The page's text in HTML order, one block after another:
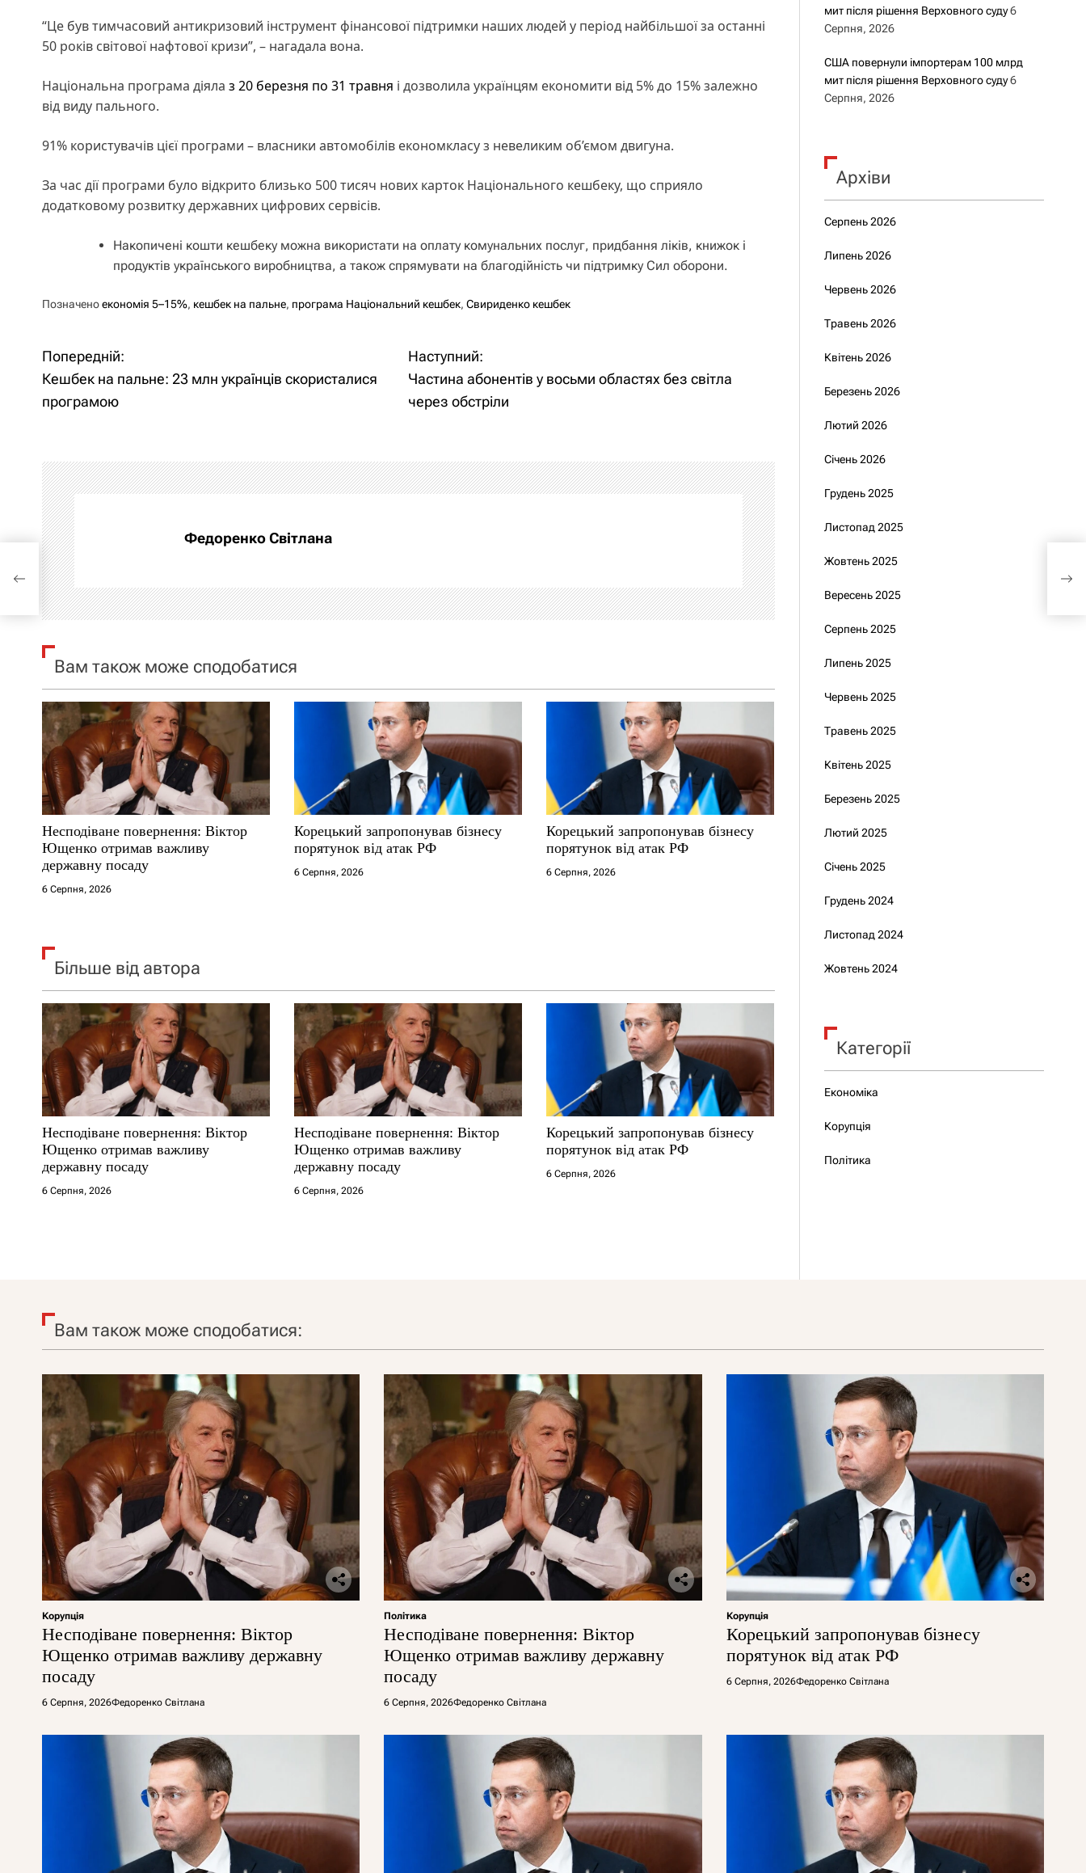
“Це був тимчасовий антикризовий інструмент фінансової підтримки наших людей у період найбільшої за останні
50 років світової нафтової кризи”, – нагадала вона.
Національна програма діяла з 20 березня по 31 травня і дозволила українцям економити від 5% до 15% залежно
від виду пального.
91% користувачів цієї програми – власники автомобілів економкласу з невеликим об’ємом двигуна.
За час дії програми було відкрито близько 500 тисяч нових карток Національного кешбеку, що сприяло
додатковому розвитку державних цифрових сервісів.
Накопичені кошти кешбеку можна використати на оплату комунальних послуг, придбання ліків, книжок і
продуктів українського виробництва, а також спрямувати на благодійність чи підтримку Сил оборони.
Позначеноекономія 5–15%, кешбек на пальне, програма Національний кешбек, Свириденко кешбек
Н
а
і
г
а
ц
і
я
а
п
и
с
і
в
Попередній:
Кешбек на пальне: 23 млн українців скористалися
програмою
Наступний:
Частина абонентів у восьми областях без світла
через обстріли
Федоренко Світлана
Вам також може сподобатися
Несподіване повернення: Віктор
Ющенко отримав важливу
державну посаду
6 Серпня, 2026
Корецький запропонував бізнесу
порятунок від атак РФ
6 Серпня, 2026
Корецький запропонував бізнесу
порятунок від атак РФ
6 Серпня, 2026
Більше від автора
Несподіване повернення: Віктор
Ющенко отримав важливу
державну посаду
6 Серпня, 2026
Несподіване повернення: Віктор
Ющенко отримав важливу
державну посаду
6 Серпня, 2026
Корецький запропонував бізнесу
порятунок від атак РФ
6 Серпня, 2026
мит після рішення Верховного суду 6
Серпня, 2026
США повернули імпортерам 100 млрд
мит після рішення Верховного суду 6
Серпня, 2026
Архіви
Серпень 2026
Липень 2026
Червень 2026
Травень 2026
Квітень 2026
Березень 2026
Лютий 2026
Січень 2026
Грудень 2025
Листопад 2025
Жовтень 2025
Вересень 2025
Серпень 2025
Липень 2025
Червень 2025
Травень 2025
Квітень 2025
Березень 2025
Лютий 2025
Січень 2025
Грудень 2024
Листопад 2024
Жовтень 2024
Категорії
Економіка
Корупція
Політика
Вам також може сподобатися:
Корупція
Несподіване повернення: Віктор
Ющенко отримав важливу державну
посаду
6 Серпня, 2026Федоренко Світлана
Політика
Несподіване повернення: Віктор
Ющенко отримав важливу державну
посаду
6 Серпня, 2026Федоренко Світлана
Корупція
Корецький запропонував бізнесу
порятунок від атак РФ
6 Серпня, 2026Федоренко Світлана